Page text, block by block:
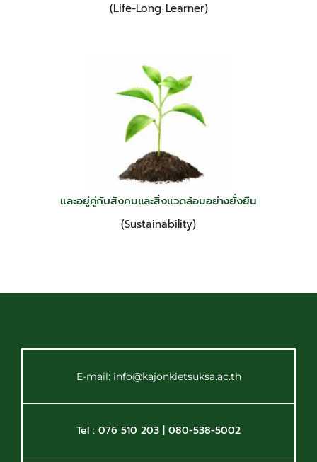
(Life-Long Learner)
และอยู่คู่กับสังคมและสิ่งแวดล้อมอย่างยั่งยืน
(Sustainability)
E-mail: info@kajonkietsuksa.ac.th
Tel : 076 510 203 | 080-538-5002